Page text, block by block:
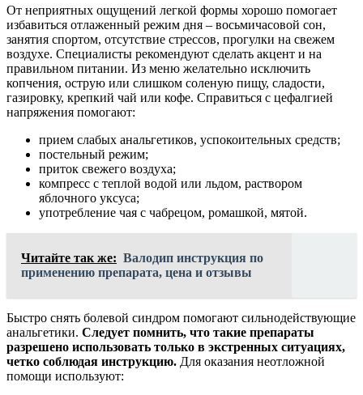
От неприятных ощущений легкой формы хорошо помогает
избавиться отлаженный режим дня – восьмичасовой сон,
занятия спортом, отсутствие стрессов, прогулки на свежем
воздухе. Специалисты рекомендуют сделать акцент и на
правильном питании. Из меню желательно исключить
копчения, острую или слишком соленую пищу, сладости,
газировку, крепкий чай или кофе. Справиться с цефалгией
напряжения помогают:
прием слабых анальгетиков, успокоительных средств;
постельный режим;
приток свежего воздуха;
компресс с теплой водой или льдом, раствором
яблочного уксуса;
употребление чая с чабрецом, ромашкой, мятой.
Читайте так же: Валодип инструкция по
применению препарата, цена и отзывы
Быстро снять болевой синдром помогают сильнодействующие
анальгетики. Следует помнить, что такие препараты
разрешено использовать только в экстренных ситуациях,
четко соблюдая инструкцию. Для оказания неотложной
помощи используют: